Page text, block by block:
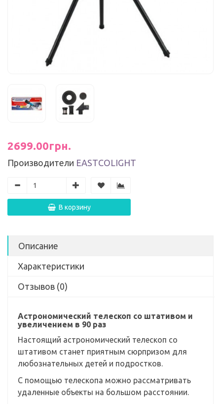
2699.00грн.
Производители EASTCOLIGHT
В корзину
Описание
Характеристики
Отзывов (0)
Астрономический телескоп со штативом и
увеличением в 90 раз
Настоящий астрономический телескоп со
штативом станет приятным сюрпризом для
любознательных детей и подростков.
С помощью телескопа можно рассматривать
удаленные объекты на большом расстоянии.